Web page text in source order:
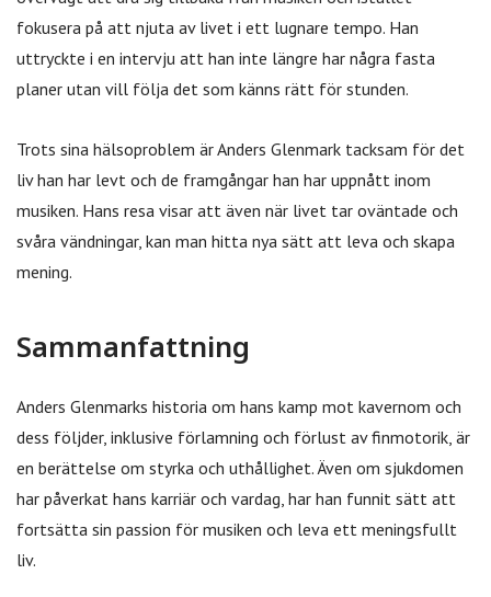
fokusera på att njuta av livet i ett lugnare tempo. Han
uttryckte i en intervju att han inte längre har några fasta
planer utan vill följa det som känns rätt för stunden.
Trots sina hälsoproblem är Anders Glenmark tacksam för det
liv han har levt och de framgångar han har uppnått inom
musiken. Hans resa visar att även när livet tar oväntade och
svåra vändningar, kan man hitta nya sätt att leva och skapa
mening.
Sammanfattning
Anders Glenmarks historia om hans kamp mot kavernom och
dess följder, inklusive förlamning och förlust av finmotorik, är
en berättelse om styrka och uthållighet. Även om sjukdomen
har påverkat hans karriär och vardag, har han funnit sätt att
fortsätta sin passion för musiken och leva ett meningsfullt
liv.